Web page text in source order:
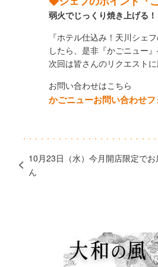
弱火でじっくり焼き上げる！
『ホテル仕込み！天川シェ
したら、是非『かごニュー
次回は皆さんのリクエスト
お問い合わせはこちら
かごニューお問い合わせ
10月23日（水）今月開店限定で
ん